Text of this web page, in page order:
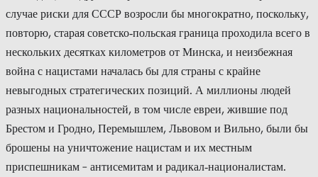
случае риски для СССР возросли бы многократно, поскольку,
повторю, старая советско‑польская граница проходила всего в
нескольких десятках километров от Минска, и неизбежная
война с нацистами началась бы для страны с крайне
невыгодных стратегических позиций. А миллионы людей
разных национальностей, в том числе евреи, жившие под
Брестом и Гродно, Перемышлем, Львовом и Вильно, были бы
брошены на уничтожение нацистам и их местным
приспешникам – антисемитам и радикал‑националистам.